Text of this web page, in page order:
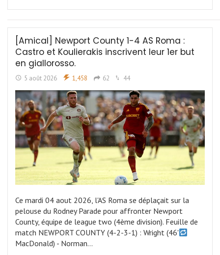
[Amical] Newport County 1-4 AS Roma :
Castro et Koulierakis inscrivent leur 1er but
en giallorosso.
5 août 2026 1,458 62 44
Ce mardi 04 aout 2026, l'AS Roma se déplaçait sur la
pelouse du Rodney Parade pour affronter Newport
County, équipe de league two (4ème division). Feuille de
match NEWPORT COUNTY (4-2-3-1) : Wright (46'
MacDonald) - Norman…